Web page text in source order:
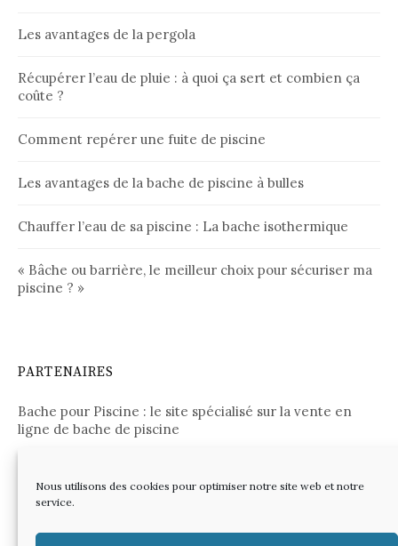
Nous utilisons des cookies pour optimiser notre site web et notre
service.
Les avantages de la pergola
Récupérer l’eau de pluie : à quoi ça sert et combien ça
coûte ?
Comment repérer une fuite de piscine
Les avantages de la bache de piscine à bulles
Chauffer l’eau de sa piscine : La bache isothermique
« Bâche ou barrière, le meilleur choix pour sécuriser ma
piscine ? »
PARTENAIRES
Bache pour Piscine : le site spécialisé sur la vente en
ligne de bache de piscine